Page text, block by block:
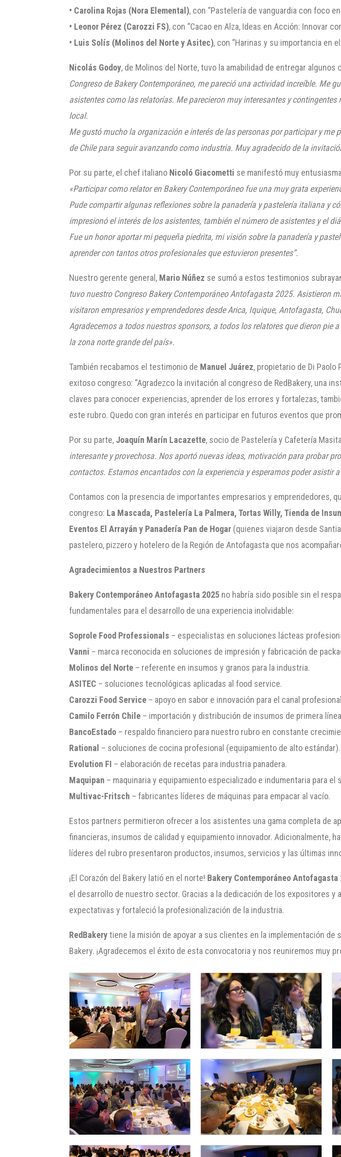
• Carolina Rojas (Nora Elemental), con “Pastelería de vanguardia con foco
• Leonor Pérez (Carozzi FS), con “Cacao en Alza, Ideas en Acción: Innovar
• Luis Solís (Molinos del Norte y Asitec), con “Harinas y su importancia en
Nicolás Godoy, de Molinos del Norte, tuvo la amabilidad de entregar
Congreso de Bakery Contemporáneo, me pareció una actividad increíble. Me
asistentes como las relatorías. Me parecieron muy interesantes y
local.
Me gustó mucho la organización e interés de las personas por participar y
de Chile para seguir avanzando como industria. Muy agradecido de la
Por su parte, el chef italiano Nicoló Giacometti se manifestó muy
«Participar como relator en Bakery Contemporáneo fue una muy grata
Pude compartir algunas reflexiones sobre la panadería y pastelería italiana y
impresionó el interés de los asistentes, también el número de asistentes y el
Fue un honor aportar mi pequeña piedrita, mi visión sobre la panadería y
aprender con tantos otros profesionales que estuvieron presentes”.
Nuestro gerente general, Mario Núñez se sumó a estos testimonios
tuvo nuestro Congreso Bakery Contemporáneo Antofagasta 2025. Asistieron
visitaron empresarios y emprendedores desde Arica, Iquique, Antofagasta,
Agradecemos a todos nuestros sponsors, a todos los relatores que dieron pie
la zona norte grande del país».
También recabamos el testimonio de Manuel Juárez, propietario de Di
exitoso congreso: “Agradezco la invitación al congreso de RedBakery, una
claves para conocer experiencias, aprender de los errores y fortalezas,
este rubro. Quedo con gran interés en participar en futuros eventos que
Por su parte, Joaquín Marín Lacazette, socio de Pastelería y Cafetería
interesante y provechosa. Nos aportó nuevas ideas, motivación para probar
contactos. Estamos encantados con la experiencia y esperamos poder asistir
Contamos con la presencia de importantes empresarios y
congreso: La Mascada, Pastelería La Palmera, Tortas Willy, Tienda de
Eventos El Arrayán y Panadería Pan de Hogar (quienes viajaron desde
pastelero, pizzero y hotelero de la Región de Antofagasta que nos
Agradecimientos a Nuestros Partners
Bakery Contemporáneo Antofagasta 2025 no habría sido posible sin el
fundamentales para el desarrollo de una experiencia inolvidable:
Soprole Food Professionals – especialistas en soluciones lácteas
Vanni – marca reconocida en soluciones de impresión y fabricación de
Molinos del Norte – referente en insumos y granos para la industria.
ASITEC – soluciones tecnológicas aplicadas al food service.
Carozzi Food Service – apoyo en sabor e innovación para el canal
Camilo Ferrón Chile – importación y distribución de insumos de primera
BancoEstado – respaldo financiero para nuestro rubro en constante
Rational – soluciones de cocina profesional (equipamiento de alto estándar).
Evolution FI – elaboración de recetas para industria panadera.
Maquipan – maquinaria y equipamiento especializado e indumentaria para el
Multivac-Fritsch – fabricantes líderes de máquinas para empacar al vacío.
Estos partners permitieron ofrecer a los asistentes una gama completa de
financieras, insumos de calidad y equipamiento innovador. Adicionalmente,
líderes del rubro presentaron productos, insumos, servicios y las últimas
¡El Corazón del Bakery latió en el norte! Bakery Contemporáneo Antofagasta
el desarrollo de nuestro sector. Gracias a la dedicación de los expositores
expectativas y fortaleció la profesionalización de la industria.
RedBakerytiene la misión de apoyar a sus clientes en la implementación
Bakery. ¡Agradecemos el éxito de esta convocatoria y nos reuniremos muy